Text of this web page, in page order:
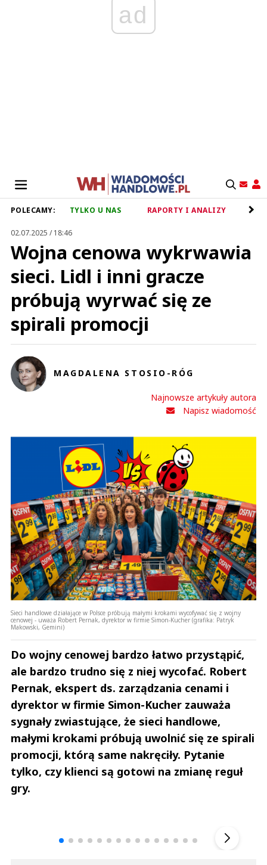
ad
POLECAMY: TYLKO U NAS RAPORTY I ANALIZY
02.07.2025 / 18:46
Wojna cenowa wykrwawia
sieci. Lidl i inni gracze
próbują wyrwać się ze
spirali promocji
MAGDALENA STOSIO-RÓG
Najnowsze artykuły autora
Napisz wiadomość
Sieci handlowe działające w Polsce próbują małymi krokami wycofywać się z wojny
cenowej - uważa Robert Pernak, dyrektor w firmie Simon-Kucher (grafika: Patryk
Makowski, Gemini)
Do wojny cenowej bardzo łatwo przystąpić,
ale bardzo trudno się z niej wycofać. Robert
Pernak, ekspert ds. zarządzania cenami i
dyrektor w firmie Simon-Kucher zauważa
sygnały zwiastujące, że sieci handlowe,
małymi krokami próbują uwolnić się ze spirali
promocji, którą same nakręciły. Pytanie
tylko, czy klienci są gotowi na zmianę reguł
gry.